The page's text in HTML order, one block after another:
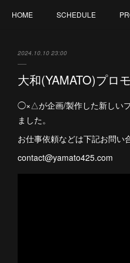
HOME SCHEDULE
2024.10.10 23:00
大和(YAMATO)プロ
◯×△が企画/製作した新しい
ました。
お仕事依頼などは下記お問い
contact@yamato425.com